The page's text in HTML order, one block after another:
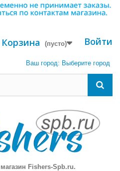
Войти
Корзина (пусто)
Ваш город: Выберите город
Fishers-Spb.ru.